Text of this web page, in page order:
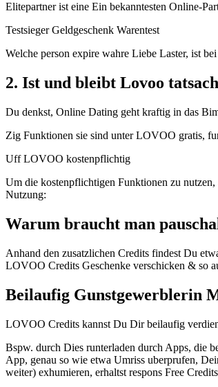
Elitepartner ist eine Ein bekanntesten Online-
Testsieger Geldgeschenk Warentest
Welche person expire wahre Liebe Laster, ist
2. Ist und bleibt Lovoo
Du denkst, Online Dating geht kraftig in das
Zig Funktionen sie sind unter LOVOO gratis,
Uff LOVOO kostenpflichtig
Um die kostenpflichtigen Funktionen zu
Nutzung:
Warum braucht man
Anhand den zusatzlichen Credits findest Du
LOVOO Credits Geschenke verschicken & so
Beilaufig Gunstgewerblerin
LOVOO Credits kannst Du Dir beilaufig
Bspw. durch Dies runterladen durch Apps, die
App, genau so wie etwa Umriss uberprufen,
weiter) exhumieren, erhaltst respons Free